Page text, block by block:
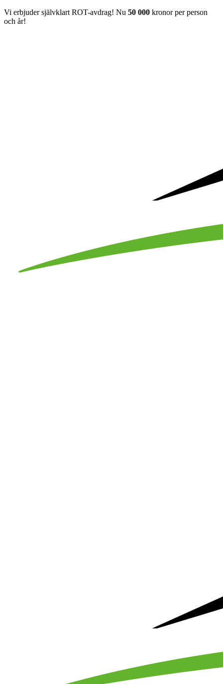
Vi erbjuder självklart ROT-avdrag! Nu 50 000 kronor per person
och år!​